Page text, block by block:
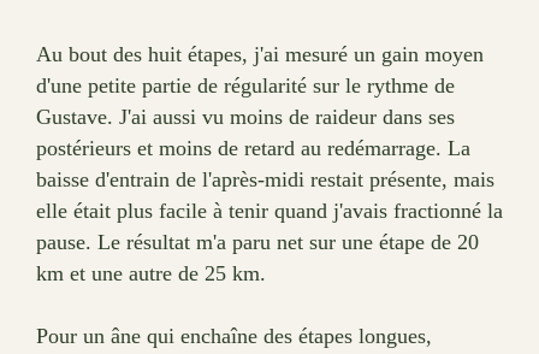
Au bout des huit étapes, j'ai mesuré un gain moyen
d'une petite partie de régularité sur le rythme de
Gustave. J'ai aussi vu moins de raideur dans ses
postérieurs et moins de retard au redémarrage. La
baisse d'entrain de l'après-midi restait présente, mais
elle était plus facile à tenir quand j'avais fractionné la
pause. Le résultat m'a paru net sur une étape de 20
km et une autre de 25 km.
Pour un âne qui enchaîne des étapes longues,